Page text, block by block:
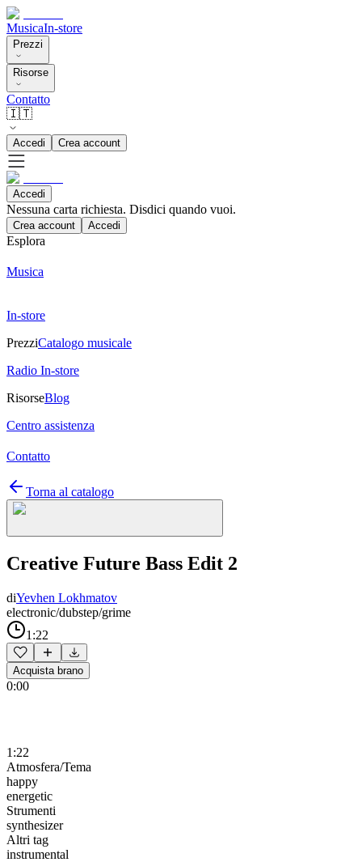
MusicaIn-store
Prezzi
Risorse
Contatto
🇮🇹
Accedi Crea account
Accedi
Nessuna carta richiesta. Disdici quando vuoi.
Crea account Accedi
Esplora
Musica
In-store
PrezziCatalogo musicale
Radio In-store
RisorseBlog
Centro assistenza
Contatto
Torna al catalogo
Creative Future Bass Edit 2
diYevhen Lokhmatov
electronic/dubstep/grime
1:22
Acquista brano
0:00
1:22
Atmosfera/Tema
happy
energetic
Strumenti
synthesizer
Altri tag
instrumental